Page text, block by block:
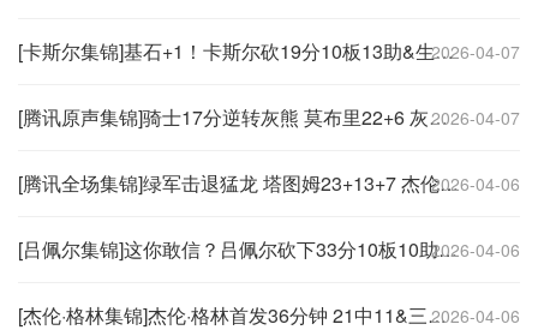
[卡斯尔集锦]基石+1！卡斯尔砍19分10板13助&生涯第5次三双 膝盖被踢幸无大碍
2026-04-07
[腾讯原声集锦]骑士17分逆转灰熊 莫布里22+6 灰熊29个三分平历史纪录
2026-04-07
[腾讯全场集锦]绿军击退猛龙 塔图姆23+13+7 杰伦·布朗26+6
2026-04-06
[吕佩尔集锦]这你敢信？吕佩尔砍下33分10板10助 生涯首个三双&得分生涯新高！
2026-04-06
[杰伦·格林集锦]杰伦·格林首发36分钟 21中11&三分7中2砍25分4板4助 出现6失误
2026-04-06